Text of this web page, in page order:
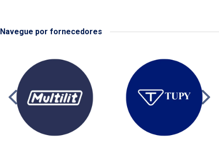
Navegue por fornecedores